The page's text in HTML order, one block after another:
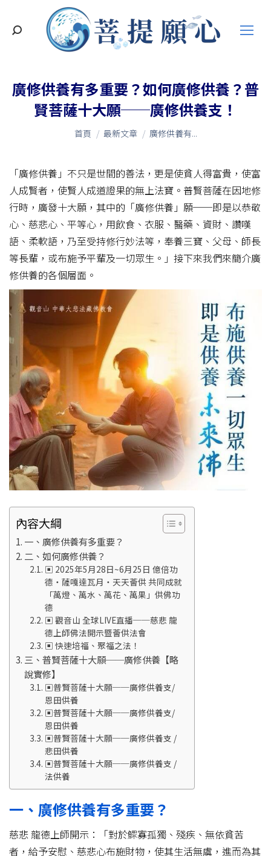
搜
廣修供養有多重要？如何廣修供養？普
賢菩薩十大願──廣修供養支！
您在這裡：
首頁 最新文章 廣修供養有...
「廣修供養」不只是世間的善法，更是使貧人得富貴，使富
人成賢者，使賢人成道證果的無上法寶。普賢菩薩在因地修
行時，廣發十大願，其中的「廣修供養」願──即是以恭敬
心、慈悲心、平等心，用飲食、衣服、醫藥、資財、讚嘆
語、柔軟語，乃至受持修行妙法等，奉養三寶、父母、師長
等長輩，或布施予平輩及一切眾生。」接下來我們來簡介廣
修供養的各個層面。
內容大綱
一、廣修供養有多重要？
二、如何廣修供養？
▣ 2025年5月28日~6月25日 億倍功
德‧薩嘎達瓦月‧天天薈供 共同成就
「萬燈、萬水、萬花、萬果」供佛功
德
▣ 觀音山 全球LIVE直播──慈悲 龍
德上師佛法開示暨薈供法會
▣ 快速培福、聚福之法！
三、普賢菩薩十大願──廣修供養【略
說實修】
▣普賢菩薩十大願──廣修供養支/
恩田供養
▣普賢菩薩十大願──廣修供養支/
恩田供養
▣普賢菩薩十大願──廣修供養支 /
悲田供養
▣普賢菩薩十大願──廣修供養支 /
法供養
一、廣修供養有多重要？
慈悲 龍德上師開示：「對於鰥寡孤獨、殘疾、無依貧苦
者，給予安慰、慈悲心布施財物，使其生活無虞，進而為其